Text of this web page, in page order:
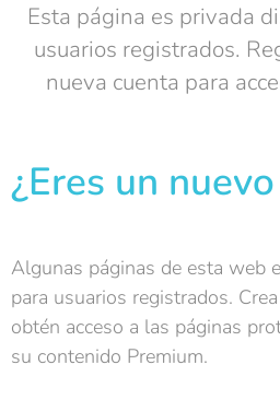
Esta página es privada
usuarios registrados.
nueva cuenta para
¿Eres un
Algunas páginas de esta web
para usuarios registrados.
obtén acceso a las páginas
su contenido Premium.